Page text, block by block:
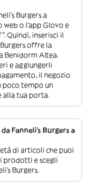
Burgers a
o l’app Glovo e
Quindi, inserisci il
offre la
Benidorm Altea.
e aggiungerli
il negozio
poco tempo un
alla tua porta.
Fanneli's Burgers a
di articoli che puoi
prodotti e scegli
Burgers.